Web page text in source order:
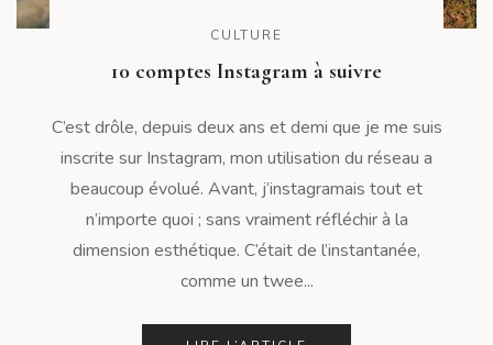
CULTURE
10 comptes Instagram à suivre
C’est drôle, depuis deux ans et demi que je me suis
inscrite sur Instagram, mon utilisation du réseau a
beaucoup évolué. Avant, j’instagramais tout et
n’importe quoi ; sans vraiment réfléchir à la
dimension esthétique. C’était de l’instantanée,
comme un twee...